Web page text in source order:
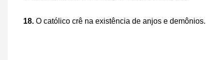
18. O católico crê na existência de anjos e demônios.